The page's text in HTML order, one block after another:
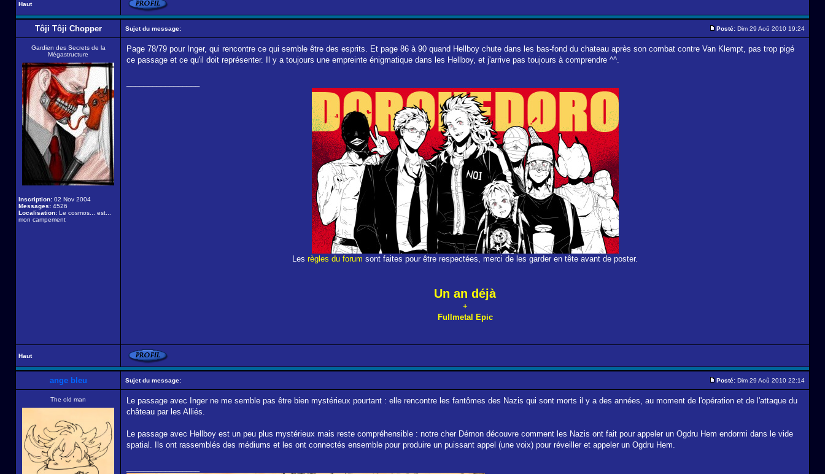
Haut
Tôji Tôji Chopper Sujet du message: Posté: Dim 29 Aoû 2010 19:24
Gardien des Secrets de la
Mégastructure
Inscription: 02 Nov 2004
Messages: 4526
Localisation: Le cosmos... est...
mon campement
Page 78/79 pour Inger, qui rencontre ce qui semble être des esprits. Et page 86 à 90 quand Hellboy chute dans les bas-fond du chateau après son combat contre Van Klempt, pas trop pigé
ce passage et ce qu'il doit représenter. Il y a toujours une empreinte énigmatique dans les Hellboy, et j'arrive pas toujours à comprendre ^^.
Les règles du forum sont faites pour être respectées, merci de les garder en tête avant de poster.
Un an déjà
+
Fullmetal Epic
Haut
ange bleu Sujet du message: Posté: Dim 29 Aoû 2010 22:14
The old man
Le passage avec Inger ne me semble pas être bien mystérieux pourtant : elle rencontre les fantômes des Nazis qui sont morts il y a des années, au moment de l'opération et de l'attaque du
château par les Alliés.
Le passage avec Hellboy est un peu plus mystérieux mais reste compréhensible : notre cher Démon découvre comment les Nazis ont fait pour appeler un Ogdru Hem endormi dans le vide
spatial. Ils ont rassemblés des médiums et les ont connectés ensemble pour produire un puissant appel (une voix) pour réveiller et appeler un Ogdru Hem.